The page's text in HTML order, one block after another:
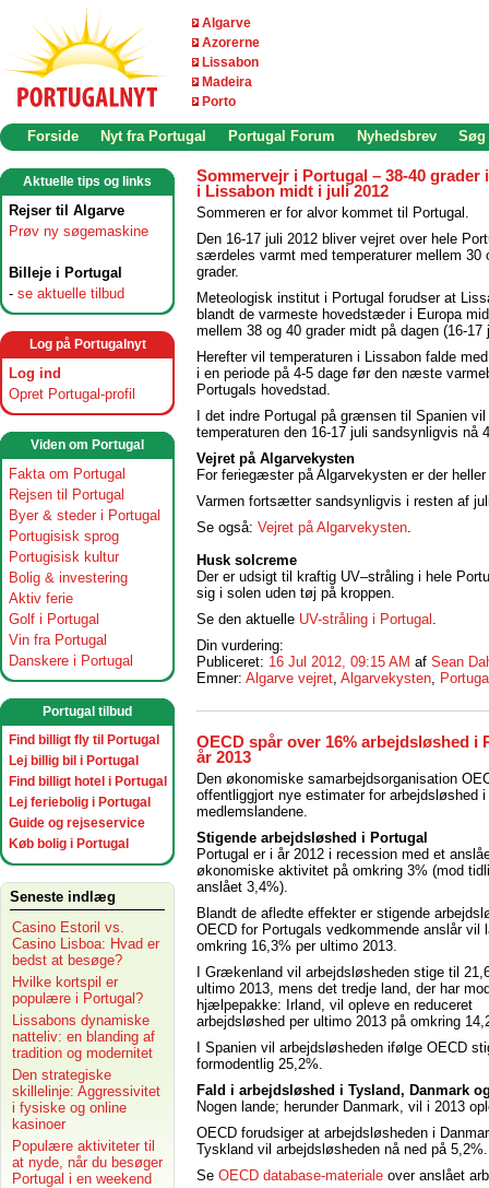
Algarve
Azorerne
Lissabon
Madeira
Porto
Forside Nyt fra Portugal Portugal Forum Nyhedsbrev Søg
Aktuelle tips og links
Rejser til Algarve
Prøv ny søgemaskine
Billeje i Portugal
- se aktuelle tilbud
Log på Portugalnyt
Log ind
Opret Portugal-profil
Viden om Portugal
Fakta om Portugal
Rejsen til Portugal
Byer & steder i Portugal
Portugisisk sprog
Portugisisk kultur
Bolig & investering
Aktiv ferie
Golf i Portugal
Vin fra Portugal
Danskere i Portugal
Portugal tilbud
Find billigt fly til Portugal
Lej billig bil i Portugal
Find billigt hotel i Portugal
Lej feriebolig i Portugal
Guide og rejseservice
Køb bolig i Portugal
Seneste indlæg
Casino Estoril vs.
Casino Lisboa: Hvad er
bedst at besøge?
Hvilke kortspil er
populære i Portugal?
Lissabons dynamiske
natteliv: en blanding af
tradition og modernitet
Den strategiske
skillelinje: Aggressivitet
i fysiske og online
kasinoer
Populære aktiviteter til
at nyde, når du besøger
Portugal i en weekend
Sommervejr i Portugal – 38-40 grader
i Lissabon midt i juli 2012
Sommeren er for alvor kommet til Portugal.
Den 16-17 juli 2012 bliver vejret over hele
særdeles varmt med temperaturer mellem 30
grader.
Meteologisk institut i Portugal forudser at
blandt de varmeste hovedstæder i Europa
mellem 38 og 40 grader midt på dagen (16-17
Herefter vil temperaturen i Lissabon falde
i en periode på 4-5 dage før den næste
Portugals hovedstad.
I det indre Portugal på grænsen til Spanien vil
temperaturen den 16-17 juli sandsynligvis nå
Vejret på Algarvekysten
For feriegæster på Algarvekysten er der
Varmen fortsætter sandsynligvis i resten af
Se også: Vejret på Algarvekysten.
Husk solcreme
Der er udsigt til kraftig UV–stråling i hele
sig i solen uden tøj på kroppen.
Se den aktuelle UV-stråling i Portugal .
Din vurdering:
Publiceret: 16 Jul 2012, 09:15 AM af Sean
Emner: Algarve vejret, Algarvekysten,
OECD spår over 16% arbejdsløshed i
år 2013
Den økonomiske samarbejdsorganisation
offentliggjort nye estimater for arbejdsløshed i
medlemslandene.
Stigende arbejdsløshed i Portugal
Portugal er i år 2012 i recession med et
økonomiske aktivitet på omkring 3% (mod
anslået 3,4%).
Blandt de afledte effekter er stigende
OECD for Portugals vedkommende anslår vil
omkring 16,3% per ultimo 2013.
I Grækenland vil arbejdsløsheden stige til
ultimo 2013, mens det tredje land, der har
hjælpepakke: Irland, vil opleve en reduceret
arbejdsløshed per ultimo 2013 på omkring
I Spanien vil arbejdsløsheden ifølge OECD
formodentlig 25,2%.
Fald i arbejdsløshed i Tysland, Danmark
Nogen lande; herunder Danmark, vil i 2013
OECD forudsiger at arbejdsløsheden i
Tyskland vil arbejdsløsheden nå ned på 5,2%.
Se OECD database-materiale over anslået